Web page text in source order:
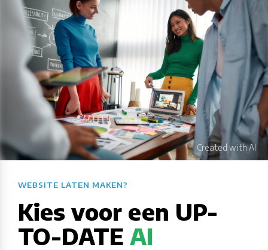
WEBSITE LATEN MAKEN?​​​​​​​​​​​​​​
Kies voor een UP-
TO-DATE AI